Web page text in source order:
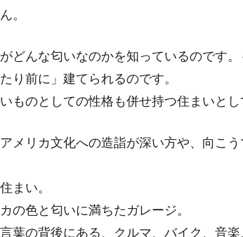
。
どんな匂いなのかを知っているのです
り前に」建てられるのです。
ものとしての性格も併せ持つ住まいとし
メリカ文化への造詣が深い方や、向こ
まい。
の色と匂いに満ちたガレージ。
葉の背後にある、クルマ、バイク、音